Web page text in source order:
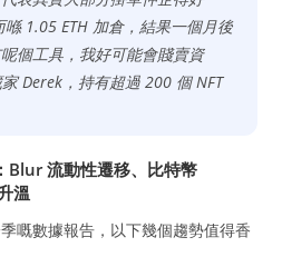
1.05 ETH 加倉，結果一個月後
個工具，我好可能會賤賣資
Derek，持有超過 200 個 NFT
Blur 流動性遷移、比特幣
溫
嘅數據報告，以下幾個趨勢值得香